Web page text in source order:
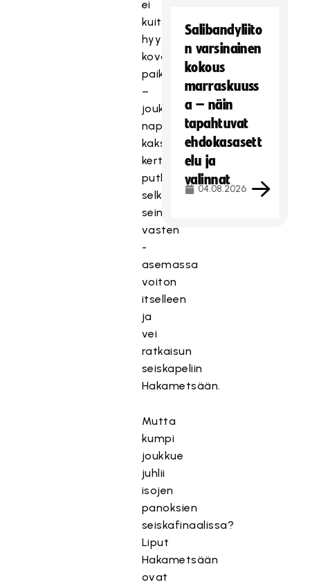
ei
kuitenkaan
hyytynyt
kovassa
paikassa
–
joukkue
nappasi
kaksi
kertaa
putkeen
selkä
seinää
vasten
-
asemassa
voiton
itselleen
ja
vei
ratkaisun
seiskapeliin
Hakametsään.
Mutta
kumpi
joukkue
juhlii
isojen
panoksien
seiskafinaalissa?
Liput
Hakametsään
ovat
Salibandyliito
n varsinainen
kokous
marraskuuss
a – näin
tapahtuvat
ehdokasasett
elu ja
valinnat
04.08.2026